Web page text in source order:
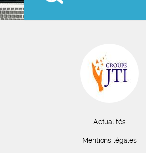
Actualités
Mentions légales